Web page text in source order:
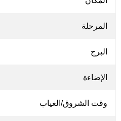
المرحلة
البرج
الإضاءة
وقت الشروق/الغياب